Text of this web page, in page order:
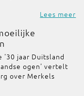
Lees meer
'30 jaar Duitsland
ogen' vertelt
over Merkels